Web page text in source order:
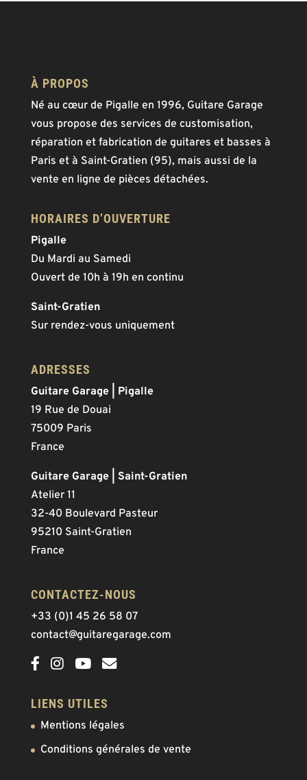
À PROPOS
Né au cœur de Pigalle en 1996, Guitare Garage
vous propose des services de customisation,
réparation et fabrication de guitares et basses à
Paris et à Saint-Gratien (95), mais aussi de la
vente en ligne de pièces détachées.
HORAIRES D’OUVERTURE
Pigalle
Du Mardi au Samedi
Ouvert de 10h à 19h en continu
Saint-Gratien
Sur rendez-vous uniquement
ADRESSES
Guitare Garage | Pigalle
19 Rue de Douai
75009 Paris
France
Guitare Garage | Saint-Gratien
Atelier 11
32-40 Boulevard Pasteur
95210 Saint-Gratien
France
CONTACTEZ-NOUS
+33 (0)1 45 26 58 07
contact@guitaregarage.com
LIENS UTILES
Mentions légales
Conditions générales de vente